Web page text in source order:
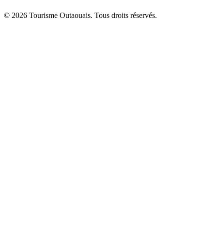
© 2026 Tourisme Outaouais. Tous droits réservés.